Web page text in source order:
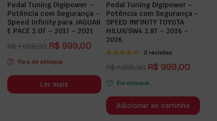
Pedal Tuning Digipower –
Potência com Segurança –
Speed Infinity para JAGUAR
E PACE 2.0T – 2017 – 2021
R$1.098,90 R$ 999,00
Fora de estoque
Ler mais
Pedal Tuning Digipower –
Potência com Segurança –
SPEED INFINITY TOYOTA
HILUX/SW4 2.8T – 2016 –
2026
Avaliação
2 revisões
R$1.098,90 R$ 999,00
Em estoque
Adicionar ao carrinho